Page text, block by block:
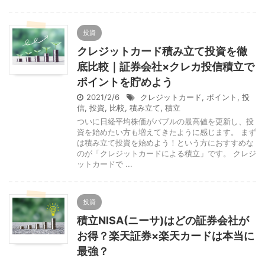
投資
クレジットカード積み立て投資を徹
底比較｜証券会社×クレカ投信積立で
ポイントを貯めよう
2021/2/6 クレジットカード, ポイント , 投
信, 投資, 比較, 積み立て, 積立
ついに日経平均株価がバブルの最高値を更新し、投
資を始めたい方も増えてきたように感じます。 まず
は積み立て投資を始めよう！という方におすすめな
のが「クレジットカードによる積立」です。 クレジ
ットカードで ...
投資
積立NISA(ニーサ)はどの証券会社が
お得？楽天証券×楽天カードは本当に
最強？